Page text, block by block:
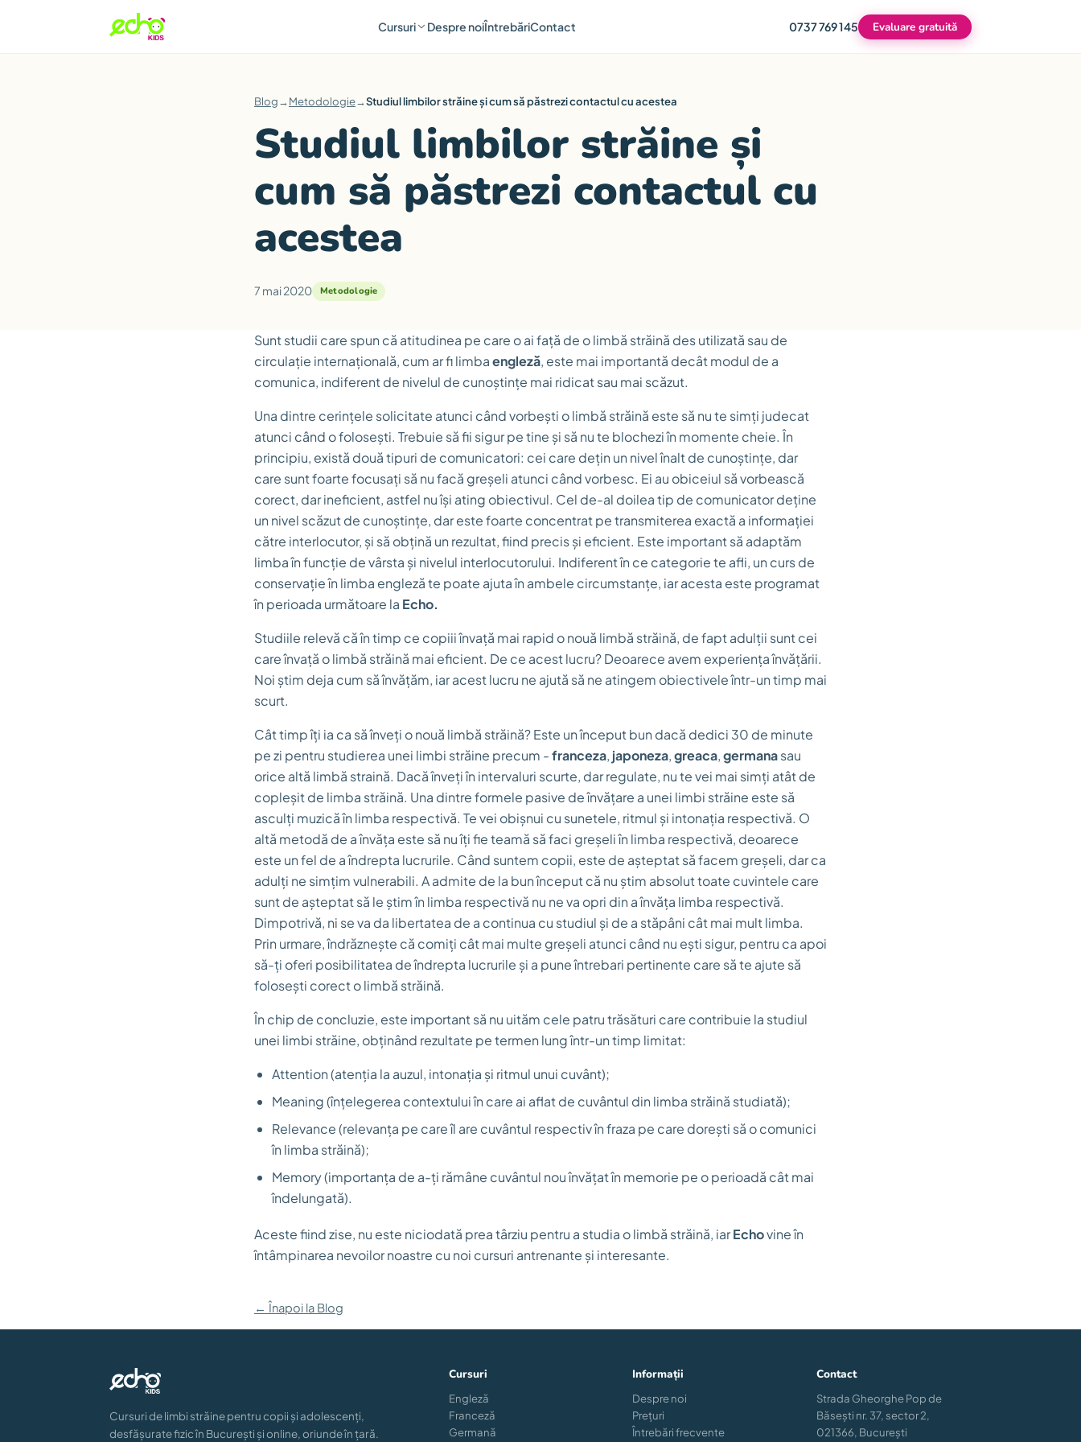
Cursuri Despre noiÎntrebăriContact 0737 769 145 Evaluare gratuită
Blog→Metodologie→Studiul limbilor străine și cum să păstrezi contactul cu acestea
Studiul limbilor străine și
cum să păstrezi contactul cu
acestea
7 mai 2020 Metodologie
Sunt studii care spun că atitudinea pe care o ai față de o limbă străină des utilizată sau de
circulație internațională, cum ar fi limbaengleză, este mai importantă decât modul de a
comunica, indiferent de nivelul de cunoștințe mai ridicat sau mai scăzut.
Una dintre cerințele solicitate atunci când vorbești o limbă străină este să nu te simți judecat
atunci când o folosești. Trebuie să fii sigur pe tine și să nu te blochezi în momente cheie. În
principiu, există două tipuri de comunicatori: cei care dețin un nivel înalt de cunoștințe, dar
care sunt foarte focusați să nu facă greșeli atunci când vorbesc. Ei au obiceiul să vorbească
corect, dar ineficient, astfel nu își ating obiectivul. Cel de-al doilea tip de comunicator deține
un nivel scăzut de cunoștințe, dar este foarte concentrat pe transmiterea exactă a informației
către interlocutor, și să obțină un rezultat, fiind precis și eficient. Este important să adaptăm
limba în funcție de vârsta și nivelul interlocutorului. Indiferent în ce categorie te afli, un curs de
conservație în limba engleză te poate ajuta în ambele circumstanțe, iar acesta este programat
în perioada următoare la Echo.
Studiile relevă că în timp ce copiii învață mai rapid o nouă limbă străină, de fapt adulții sunt cei
care învață o limbă străină mai eficient. De ce acest lucru? Deoarece avem experiența învățării.
Noi știm deja cum să învățăm, iar acest lucru ne ajută să ne atingem obiectivele într-un timp mai
scurt.
Cât timp îți ia ca să înveți o nouă limbă străină? Este un început bun dacă dedici 30 de minute
pe zi pentru studierea unei limbi străine precum -franceza, japoneza,greaca,germanasau
orice altă limbă straină. Dacă înveți în intervaluri scurte, dar regulate, nu te vei mai simți atât de
copleșit de limba străină. Una dintre formele pasive de învățare a unei limbi străine este să
asculți muzică în limba respectivă. Te vei obișnui cu sunetele, ritmul și intonația respectivă. O
altă metodă de a învăța este să nu îți fie teamă să faci greșeli în limba respectivă, deoarece
este un fel de a îndrepta lucrurile. Când suntem copii, este de așteptat să facem greșeli, dar ca
adulți ne simțim vulnerabili. A admite de la bun început că nu știm absolut toate cuvintele care
sunt de așteptat să le știm în limba respectivă nu ne va opri din a învăța limba respectivă.
Dimpotrivă, ni se va da libertatea de a continua cu studiul și de a stăpâni cât mai mult limba.
Prin urmare, îndrăznește că comiți cât mai multe greșeli atunci când nu ești sigur, pentru ca apoi
să-ți oferi posibilitatea de îndrepta lucrurile și a pune întrebari pertinente care să te ajute să
folosești corect o limbă străină.
În chip de concluzie, este important să nu uităm cele patru trăsături care contribuie la studiul
unei limbi străine, obținând rezultate pe termen lung într-un timp limitat:
Attention (atenția la auzul, intonația și ritmul unui cuvânt);
Meaning (înțelegerea contextului în care ai aflat de cuvântul din limba străină studiată);
Relevance (relevanța pe care îl are cuvântul respectiv în fraza pe care dorești să o comunici
în limba străină);
Memory (importanța de a-ți rămâne cuvântul nou învățat în memorie pe o perioadă cât mai
îndelungată).
Aceste fiind zise, nu este niciodată prea târziu pentru a studia o limbă străină, iarEchovine în
întâmpinarea nevoilor noastre cu noi cursuri antrenante și interesante.
← Înapoi la Blog
Cursuri de limbi străine pentru copii și adolescenți,
desfășurate fizic în București și online, oriunde în țară.
Cursuri
Engleză
Franceză
Germană
Informații
Despre noi
Prețuri
Întrebări frecvente
Contact
Strada Gheorghe Pop de
Băsești nr. 37, sector 2,
021366, București